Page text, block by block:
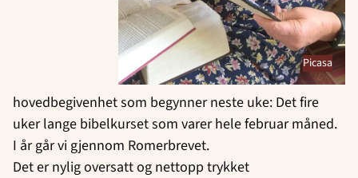
Picasa
hovedbegivenhet som begynner neste uke: Det fire
uker lange bibelkurset som varer hele februar måned.
I år går vi gjennom Romerbrevet.
Det er nylig oversatt og nettopp trykket